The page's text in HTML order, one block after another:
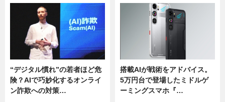
“デジタル慣れ”の若者ほど危
険？AIで巧妙化するオンライ
ン詐欺への対策…
搭載AIが戦術をアドバイス。
5万円台で登場したミドルゲ
ーミングスマホ『…